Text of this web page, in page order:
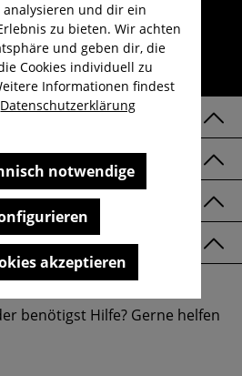
Versand ab 29,-€
1-3 Werktage
kostenlose Retoure
benötigst Hilfe? Gerne helfen
analysieren und dir ein
zu bieten. Wir achten
und geben dir, die
Cookies individuell zu
Informationen findest
Datenschutzerklärung
notwendige
akzeptieren